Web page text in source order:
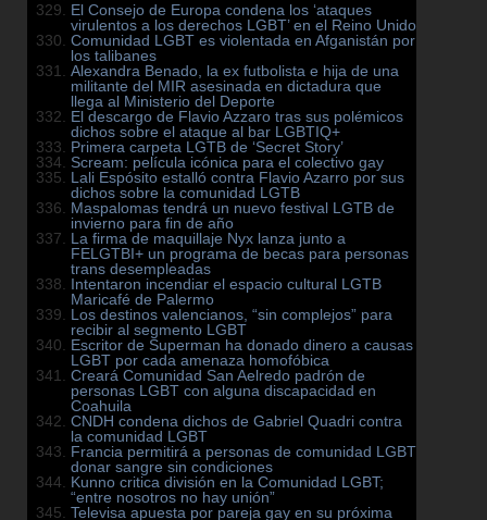
El Consejo de Europa condena los ‘ataques
virulentos a los derechos LGBT’ en el Reino Unido
Comunidad LGBT es violentada en Afganistán por
los talibanes
Alexandra Benado, la ex futbolista e hija de una
militante del MIR asesinada en dictadura que
llega al Ministerio del Deporte
El descargo de Flavio Azzaro tras sus polémicos
dichos sobre el ataque al bar LGBTIQ+
Primera carpeta LGTB de ‘Secret Story’
Scream: película icónica para el colectivo gay
Lali Espósito estalló contra Flavio Azarro por sus
dichos sobre la comunidad LGTB
Maspalomas tendrá un nuevo festival LGTB de
invierno para fin de año
La firma de maquillaje Nyx lanza junto a
FELGTBI+ un programa de becas para personas
trans desempleadas
Intentaron incendiar el espacio cultural LGTB
Maricafé de Palermo
Los destinos valencianos, “sin complejos” para
recibir al segmento LGBT
Escritor de Superman ha donado dinero a causas
LGBT por cada amenaza homofóbica
Creará Comunidad San Aelredo padrón de
personas LGBT con alguna discapacidad en
Coahuila
CNDH condena dichos de Gabriel Quadri contra
la comunidad LGBT
Francia permitirá a personas de comunidad LGBT
donar sangre sin condiciones
Kunno critica división en la Comunidad LGBT;
“entre nosotros no hay unión”
Televisa apuesta por pareja gay en su próxima